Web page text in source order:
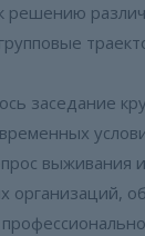
решению
заседание
выживания
организаций,